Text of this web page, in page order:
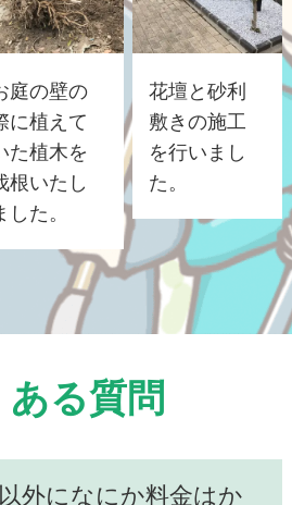
庭の壁の
に植えて
た植木を
根いたし
した。
花壇と砂利
敷きの施工
を行いまし
た。
ある質問
外になにか料金はか